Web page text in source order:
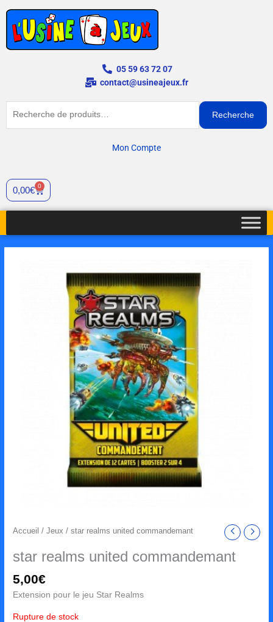
contenu
05 59 63 72 07
contact@usineajeux.fr
Recherche
Mon Compte
0,00€ 0
Cart
Accueil /Jeux / star realms united commandemant
star realms united commandemant
5,00€
Extension pour le jeu Star Realms
Rupture de stock